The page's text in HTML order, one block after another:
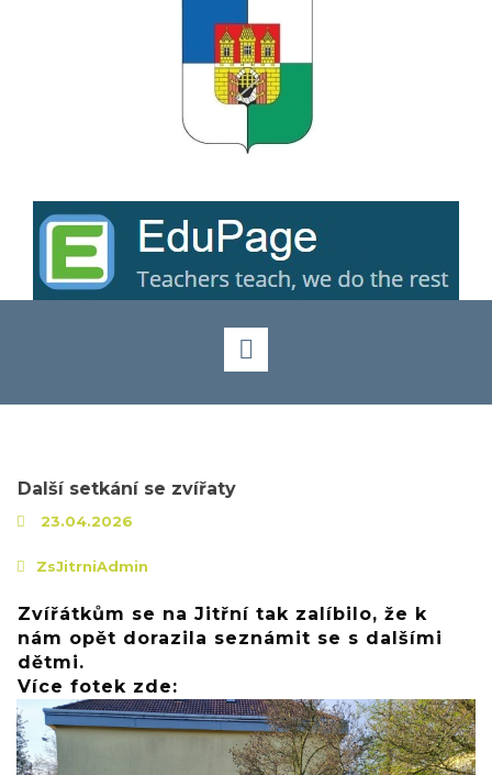
Další setkání se zvířaty
23.04.2026
ZsJitrniAdmin
Zvířátkům se na Jitřní tak zalíbilo, že k
nám opět dorazila seznámit se s dalšími
dětmi.
Více fotek zde: